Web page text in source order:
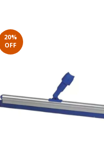
20%
OFF